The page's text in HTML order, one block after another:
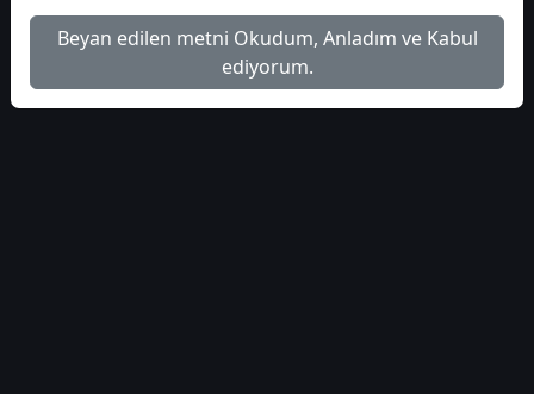
Beyan edilen metni Okudum, Anladım ve Kabul
ediyorum.